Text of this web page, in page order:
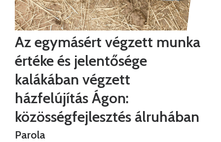
Az egymásért végzett munka
értéke és jelentősége
kalákában végzett
házfelújítás Ágon:
közösségfejlesztés álruhában
Parola